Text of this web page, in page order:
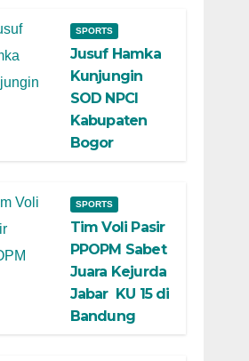
SPORTS
Jusuf Hamka
Kunjungin
SOD NPCI
Kabupaten
Bogor
SPORTS
Tim Voli Pasir
PPOPM Sabet
Juara Kejurda
Jabar KU 15 di
Bandung